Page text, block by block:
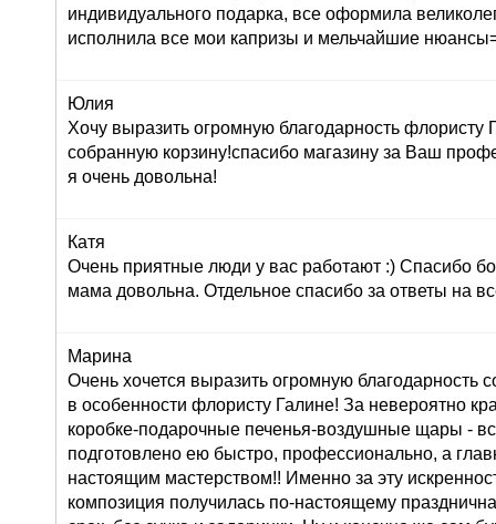
индивидуального подарка, все оформила
исполнила все мои капризы и мельчайшие
Юлия
Хочу выразить огромную благодарность флористу
собранную корзину!спасибо магазину за Ваш
я очень довольна!
Катя
Очень приятные люди у вас работают :) Спасибо
мама довольна. Отдельное спасибо за ответы на
Марина
Очень хочется выразить огромную благодарность
в особенности флористу Галине! За невероятно
коробке-подарочные печенья-воздушные щары -
подготовлено ею быстро, профессионально, а
настоящим мастерством!! Именно за эту
композиция получилась по-настоящему